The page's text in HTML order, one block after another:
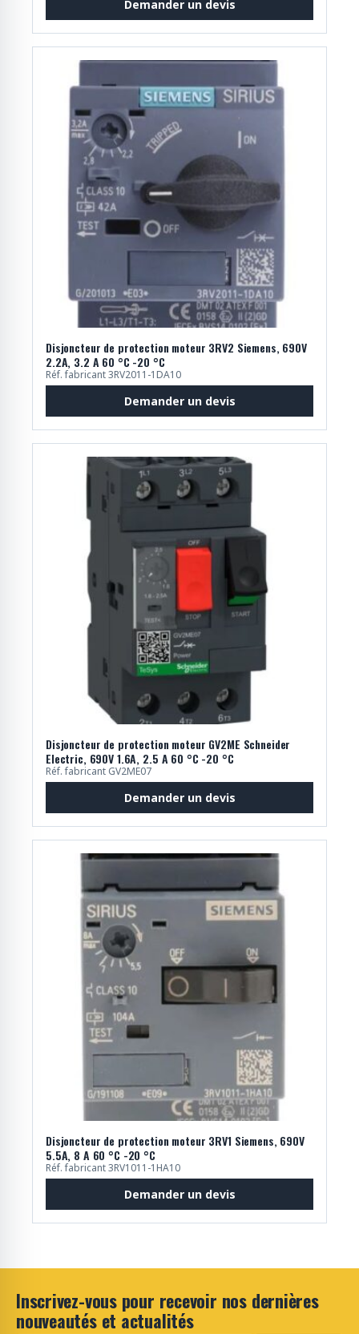
Demander un devis
Disjoncteur de protection moteur 3RV2 Siemens, 690V
2.2A, 3.2 A 60 °C -20 °C
Réf. fabricant 3RV2011-1DA10
Demander un devis
Disjoncteur de protection moteur GV2ME Schneider
Electric, 690V 1.6A, 2.5 A 60 °C -20 °C
Réf. fabricant GV2ME07
Demander un devis
Disjoncteur de protection moteur 3RV1 Siemens, 690V
5.5A, 8 A 60 °C -20 °C
Réf. fabricant 3RV1011-1HA10
Demander un devis
Inscrivez-vous pour recevoir nos dernières
nouveautés et actualités